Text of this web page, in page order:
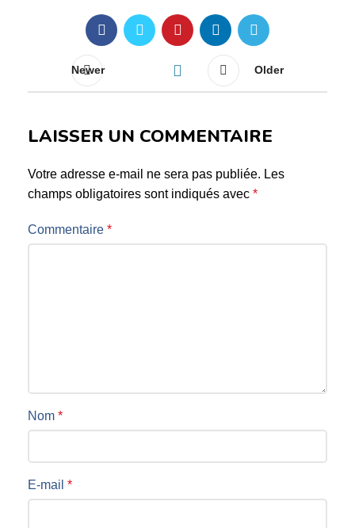
Newer Older
LAISSER UN COMMENTAIRE
Votre adresse e-mail ne sera pas publiée. Les
champs obligatoires sont indiqués avec *
Commentaire *
Nom *
E-mail *